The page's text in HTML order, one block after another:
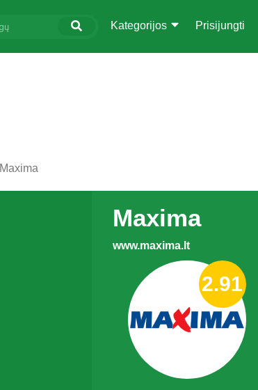
Kategorijos Prisijungti
Maxima
Maxima
www.maxima.lt
2.91